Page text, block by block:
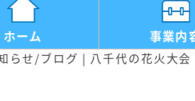
ホーム 事業内
らせ/ブログ 八千代の花火大会